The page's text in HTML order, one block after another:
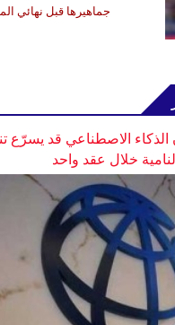
جماهيرها قبل نهائي
الذكاء الاصطناعي قد يسرّع
النامية خلال عقد واحد